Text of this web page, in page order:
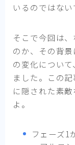
いるのではない
そこで今回は
のか、その背
の変化につい
ました。この
に隠された素
よ。
フェーズ1